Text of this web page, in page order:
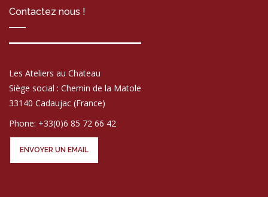
Contactez nous !
Les Ateliers au Chateau
Siège social : Chemin de la Matole
33140 Cadaujac (France)
Phone: +33(0)6 85 72 66 42
ENVOYER UN EMAIL